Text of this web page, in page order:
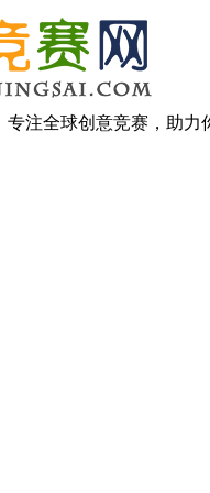
专注全球创意竞赛，助力